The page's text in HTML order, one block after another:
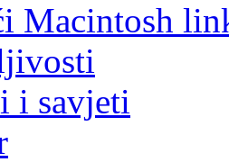
Macintosh
i savjeti